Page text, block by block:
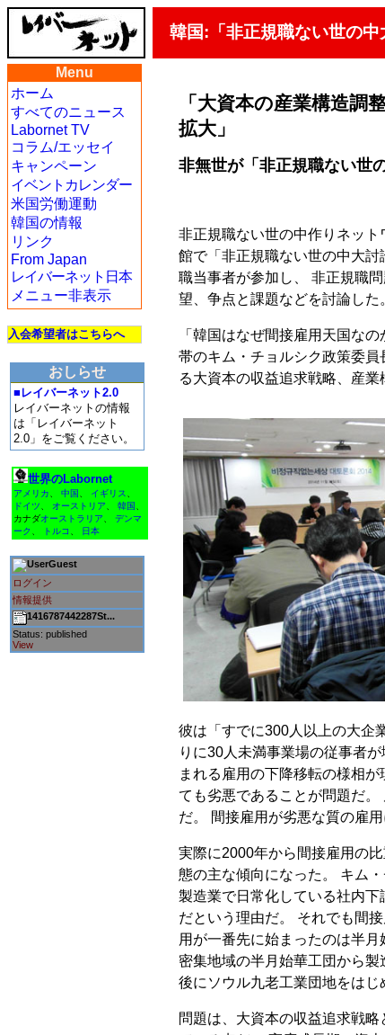
韓国:「非正規職ない世の中
Menu
ホーム
すべてのニュース
Labornet TV
コラム/エッセイ
キャンペーン
イベントカレンダー
米国労働運動
韓国の情報
リンク
From Japan
レイバーネット日本
メニュー非表示
入会希望者はこちらへ
おしらせ
■レイバーネット2.0
レイバーネットの情報
は「レイバーネット
2.0」をご覧ください。
世界のLabornet
アメリカ 中国 イギリス
ドイツ
オーストリア 韓国
カナダオーストラリア
デンマ
ーク
トルコ 日本
Guest
ログイン
情報提供
1416787442287St...
Status: published
View
「大資本の産業構造調
拡大」
非無世が「非正規職ない世
非正規職ない世の中作りネッ
館で「非正規職ない世の中大
職当事者が参加し、 非正規職
望、争点と課題などを討論した
「韓国はなぜ間接雇用天国な
帯のキム・チョルシク政策委
る大資本の収益追求戦略、産業
彼は「すでに300人以上の大企
りに30人未満事業場の従事者
まれる雇用の下降移転の様相
ても劣悪であることが問題だ
だ。 間接雇用が劣悪な質の雇
実際に2000年から間接雇用の
態の主な傾向になった。 キム
製造業で日常化している社内
だという理由だ。 それでも間
用が一番先に始まったのは半
密集地域の半月始華工団から
後にソウル九老工業団地をはじ
問題は、大資本の収益追求戦